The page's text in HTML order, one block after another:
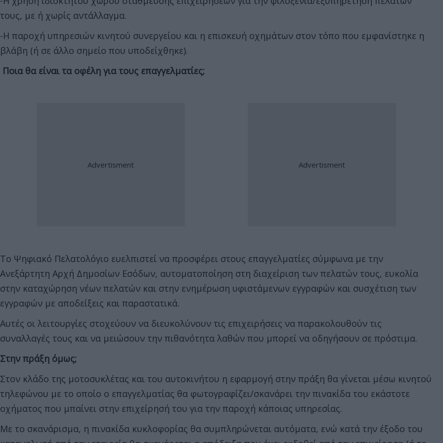
τους, με ή χωρίς αντάλλαγμα.
-Η παροχή υπηρεσιών κινητού συνεργείου και η επισκευή οχημάτων στον τόπο που εμφανίστηκε η
βλάβη (ή σε άλλο σημείο που υποδείχθηκε).
Ποια θα είναι τα οφέλη για τους επαγγελματίες;
Το Ψηφιακό Πελατολόγιο ευελπιστεί να προσφέρει στους επαγγελματίες σύμφωνα με την
Ανεξάρτητη Αρχή Δημοσίων Εσόδων, αυτοματοποίηση στη διαχείριση των πελατών τους, ευκολία
στην καταχώρηση νέων πελατών και στην ενημέρωση υφιστάμενων εγγραφών και συσχέτιση των
εγγραφών με αποδείξεις και παραστατικά.​
Αυτές οι λειτουργίες στοχεύουν να διευκολύνουν τις επιχειρήσεις να παρακολουθούν τις
συναλλαγές τους και να μειώσουν την πιθανότητα λαθών που μπορεί να οδηγήσουν σε πρόστιμα.
Στην πράξη όμως;
Στον κλάδο της μοτοσυκλέτας και του αυτοκινήτου η εφαρμογή στην πράξη θα γίνεται μέσω κινητού
τηλεφώνου με το οποίο ο επαγγελματίας θα φωτογραφίζει/σκανάρει την πινακίδα του εκάστοτε
οχήματος που μπαίνει στην επιχείρησή του για την παροχή κάποιας υπηρεσίας.
Με το σκανάρισμα, η πινακίδα κυκλοφορίας θα συμπληρώνεται αυτόματα, ενώ κατά την έξοδο του